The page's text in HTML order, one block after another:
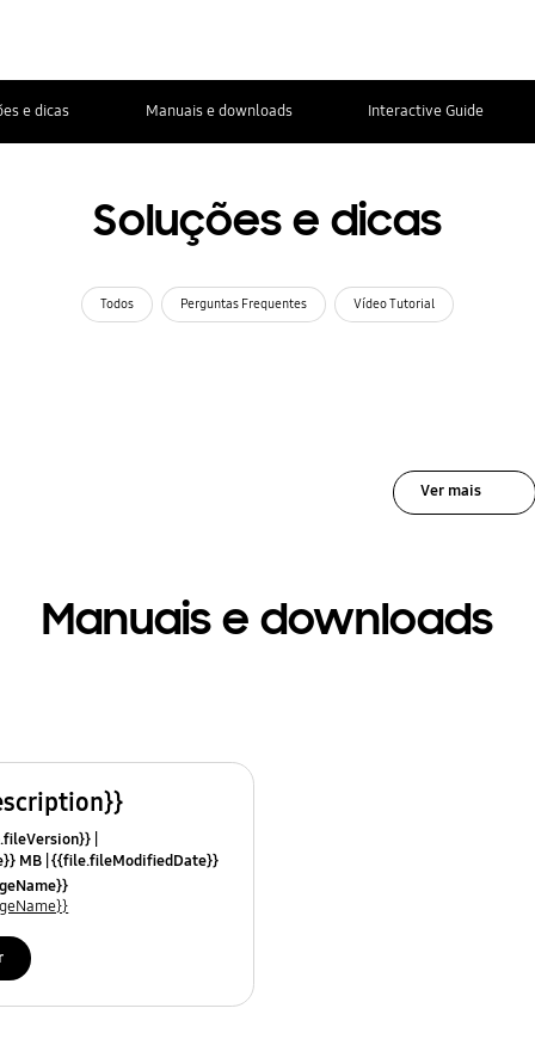
e dicas Manuais e downloads Interactive Guide
Soluções e dicas
Todos Perguntas Frequentes Vídeo Tutorial
Ver mais
Manuais e downloads
MB {{file.fileModifiedDate}}